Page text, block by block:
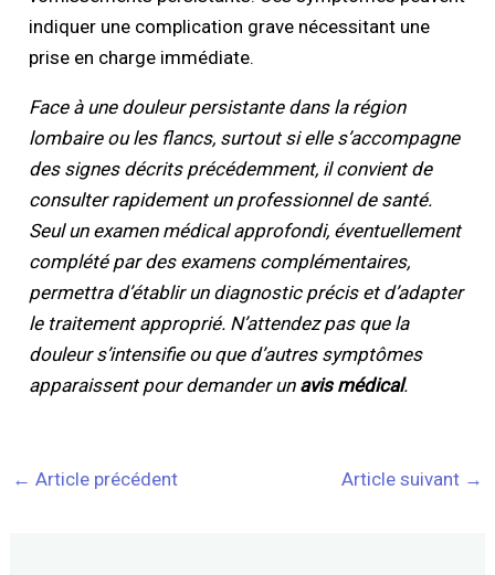
indiquer une complication grave nécessitant une
prise en charge immédiate.
Face à une douleur persistante dans la région
lombaire ou les flancs, surtout si elle s’accompagne
des signes décrits précédemment, il convient de
consulter rapidement un professionnel de santé.
Seul un examen médical approfondi, éventuellement
complété par des examens complémentaires,
permettra d’établir un diagnostic précis et d’adapter
le traitement approprié. N’attendez pas que la
douleur s’intensifie ou que d’autres symptômes
apparaissent pour demander un avis médical.
← Article précédent Article suivant →